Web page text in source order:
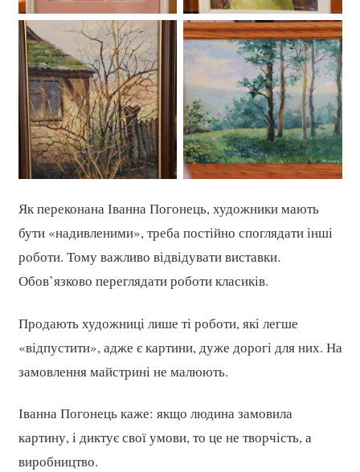
Як переконана Іванна Погонець, художники мають
бути «надивленими», треба постійно споглядати інші
роботи. Тому важливо відвідувати виставки.
Обов’язково переглядати роботи класиків.
Продають художниці лише ті роботи, які легше
«відпустити», адже є картини, дуже дорогі для них. На
замовлення майстрині не малюють.
Іванна Погонець каже: якщо людина замовила
картину, і диктує свої умови, то це не творчість, а
виробництво.